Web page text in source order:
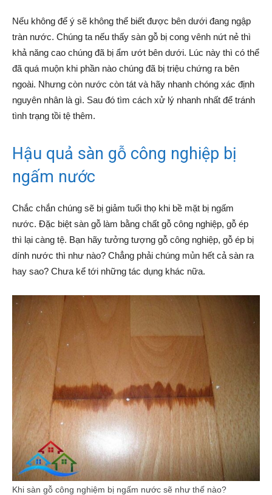
Nếu không để ý sẽ không thể biết được bên dưới đang ngập
tràn nước. Chúng ta nếu thấy sàn gỗ bị cong vênh nứt nẻ thì
khả năng cao chúng đã bị ẩm ướt bên dưới. Lúc này thì có thể
đã quá muộn khi phần nào chúng đã bị triệu chứng ra bên
ngoài. Nhưng còn nước còn tát và hãy nhanh chóng xác định
nguyên nhân là gì. Sau đó tìm cách xử lý nhanh nhất để tránh
tình trạng tồi tệ thêm.
Hậu quả sàn gỗ công nghiệp bị
ngấm nước
Chắc chắn chúng sẽ bị giảm tuổi thọ khi bề mặt bị ngấm
nước. Đặc biệt sàn gỗ làm bằng chất gỗ công nghiệp, gỗ ép
thì lại càng tệ. Bạn hãy tưởng tượng gỗ công nghiệp, gỗ ép bị
dính nước thì như nào? Chẳng phải chúng mủn hết cả sàn ra
hay sao? Chưa kể tới những tác dụng khác nữa.
Khi sàn gỗ công nghiệm bị ngấm nước sẽ như thế nào?